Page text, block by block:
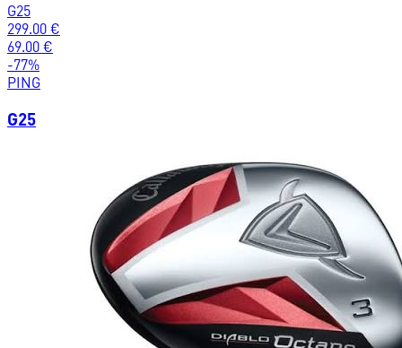
G25
299.00 €
69.00 €
-77%
PING
G25